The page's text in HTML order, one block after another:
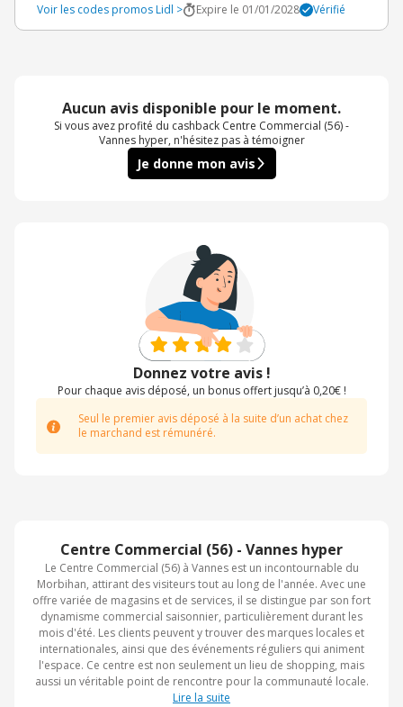
Centre Commercial (56) - Vannes hyper
Le Centre Commercial (56) à Vannes est un incontournable du
Morbihan, attirant des visiteurs tout au long de l'année. Avec une
offre variée de magasins et de services, il se distingue par son fort
dynamisme commercial saisonnier, particulièrement durant les
mois d'été. Les clients peuvent y trouver des marques locales et
internationales, ainsi que des événements réguliers qui animent
l'espace. Ce centre est non seulement un lieu de shopping, mais
aussi un véritable point de rencontre pour la communauté locale.
Lire la suite
Voir les codes promos Lidl >
Expire le 01/01/2028 Vérifié
Aucun avis disponible pour le moment.
Si vous avez profité du cashback Centre Commercial (56) -
Vannes hyper, n'hésitez pas à témoigner
Je donne mon avis
Donnez votre avis !
Pour chaque avis déposé, un bonus offert jusqu’à 0,20€ !
Seul le premier avis déposé à la suite d’un achat chez
le marchand est rémunéré.